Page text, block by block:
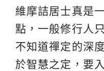
維摩詰居士真是
點，一般修行人
不知道禪定的深
於智慧之定，要